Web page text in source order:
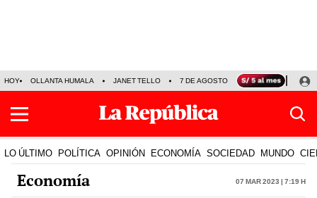
HOY OLLANTA HUMALA JANET TELLO 7 DE AGOSTO TINKA RESULTADOS
LO ÚLTIMO POLÍTICA OPINIÓN ECONOMÍA SOCIEDAD MUNDO
Economía 07 Mar 2023 | 7:19 h